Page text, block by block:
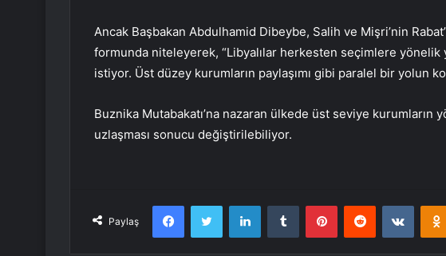
Ancak Başbakan Abdulhamid Dibeybe, Salih ve Mişri’nin
formunda niteleyerek, “Libyalılar herkesten seçimlere
istiyor. Üst düzey kurumların paylaşımı gibi paralel bir yolun
Buznika Mutabakatı’na nazaran ülkede üst seviye
uzlaşması sonucu değiştirilebiliyor.
Paylaş
FacebookTwitter LinkedInTumblr PinterestReddit